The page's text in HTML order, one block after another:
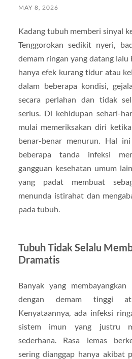
MAY 8, 2026
Kadang tubuh memberi sinyal
Tenggorokan sedikit nyeri,
demam ringan yang datang lalu
hanya efek kurang tidur atau
dalam beberapa kondisi,
secara perlahan dan tidak
serius. Di kehidupan sehari-
mulai memeriksakan diri
benar-benar menurun. Hal
beberapa tanda infeksi
gangguan kesehatan umum
yang padat membuat
menunda istirahat dan
pada tubuh.
Tubuh Tidak Selalu
Dramatis
Banyak yang membayangkan
dengan demam tinggi
Kenyataannya, ada infeksi
sistem imun yang justru
sederhana. Rasa lemas
sering dianggap hanya akibat